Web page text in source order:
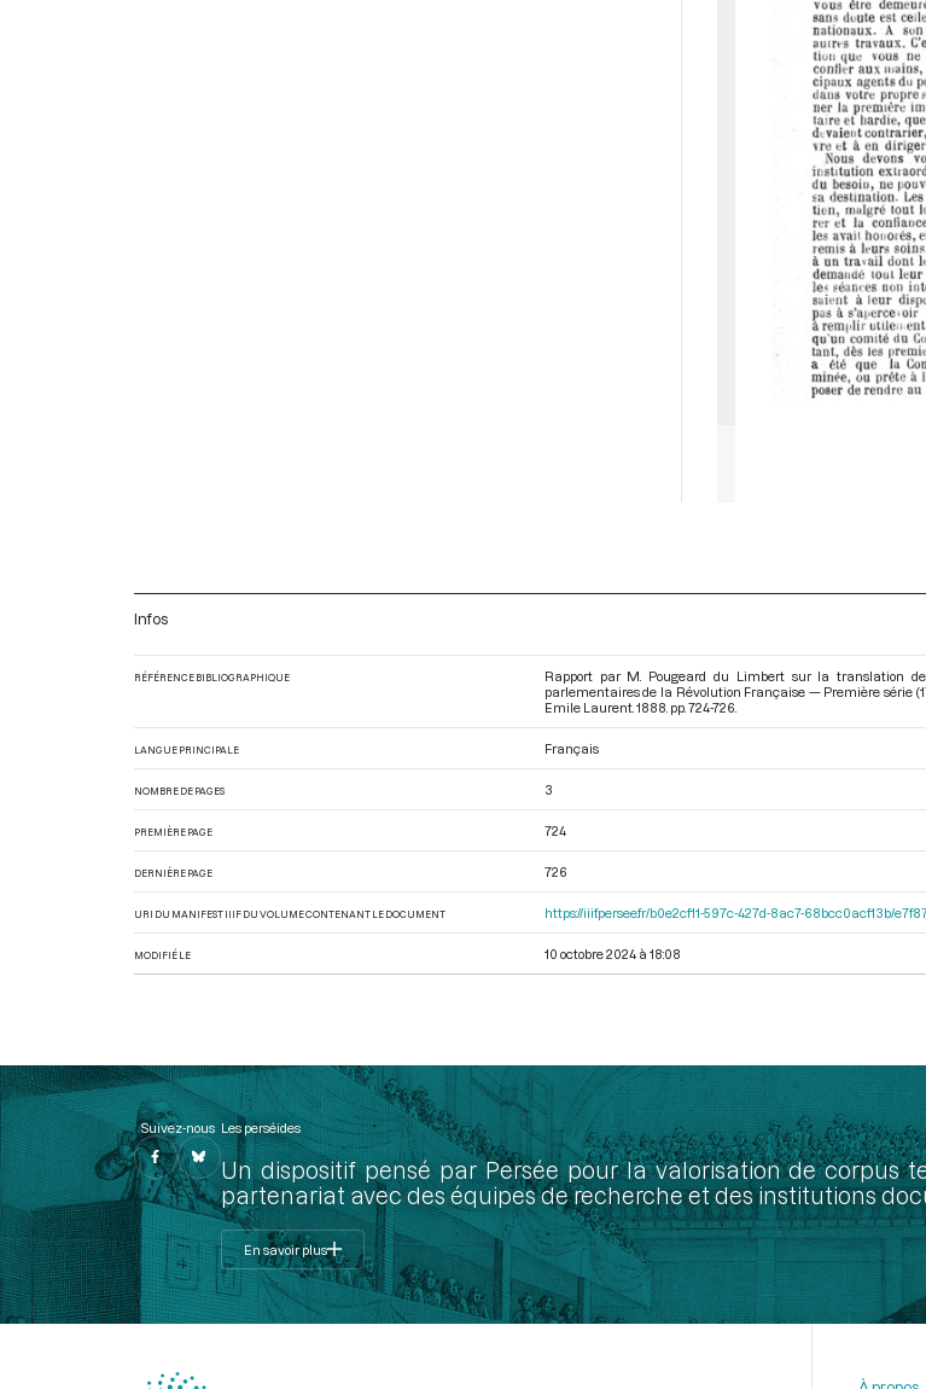
Infos
RÉFÉRENCE BIBLIOGRAPHIQUE
Rapport par M. Pougeard du Limbert sur la translation
parlementaires de la Révolution Française — Première série
Emile Laurent. 1888. pp. 724-726.
LANGUE PRINCIPALE Français
NOMBRE DE PAGES 3
PREMIÈRE PAGE 724
DERNIÈRE PAGE 726
URI DU MANIFEST IIIF DU VOLUME CONTENANT LE DOCUMENT https://iiif.persee.fr/b0e2cf11-597c-427d-8ac7-68bcc0acf13b/
MODIFIÉ LE 10 octobre 2024 à 18:08
Suivez-nous Les perséides
Un dispositif pensé par Persée pour la valorisation de corpus
partenariat avec des équipes de recherche et des institutions
En savoir plus